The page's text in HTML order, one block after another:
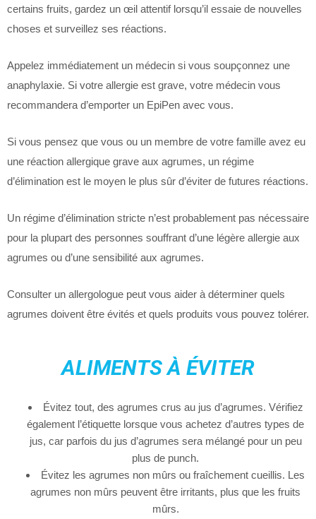
certains fruits, gardez un œil attentif lorsqu’il essaie de nouvelles
choses et surveillez ses réactions.
Appelez immédiatement un médecin si vous soupçonnez une
anaphylaxie. Si votre allergie est grave, votre médecin vous
recommandera d’emporter un EpiPen avec vous.
Si vous pensez que vous ou un membre de votre famille avez eu
une réaction allergique grave aux agrumes, un régime
d’élimination est le moyen le plus sûr d’éviter de futures réactions.
Un régime d’élimination stricte n’est probablement pas nécessaire
pour la plupart des personnes souffrant d’une légère allergie aux
agrumes ou d’une sensibilité aux agrumes.
Consulter un allergologue peut vous aider à déterminer quels
agrumes doivent être évités et quels produits vous pouvez tolérer.
ALIMENTS À ÉVITER
Évitez tout, des agrumes crus au jus d’agrumes. Vérifiez
également l’étiquette lorsque vous achetez d’autres types de
jus, car parfois du jus d’agrumes sera mélangé pour un peu
plus de punch.
Évitez les agrumes non mûrs ou fraîchement cueillis. Les
agrumes non mûrs peuvent être irritants, plus que les fruits
mûrs.